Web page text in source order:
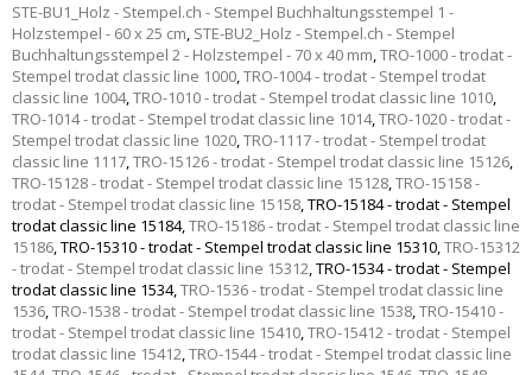
STE-BU1_Holz - Stempel.ch - Stempel Buchhaltungsstempel 1 -
Holzstempel - 60 x 25 cm, STE-BU2_Holz - Stempel.ch - Stempel
Buchhaltungsstempel 2 - Holzstempel - 70 x 40 mm,TRO-1000 - trodat -
Stempel trodat classic line 1000,TRO-1004 - trodat - Stempel trodat
classic line 1004,TRO-1010 - trodat - Stempel trodat classic line 1010,
TRO-1014 - trodat - Stempel trodat classic line 1014,TRO-1020 - trodat -
Stempel trodat classic line 1020,TRO-1117 - trodat - Stempel trodat
classic line 1117,TRO-15126 - trodat - Stempel trodat classic line 15126,
TRO-15128 - trodat - Stempel trodat classic line 15128,TRO-15158 -
trodat - Stempel trodat classic line 15158,TRO-15184 - trodat - Stempel
trodat classic line 15184,TRO-15186 - trodat - Stempel trodat classic line
15186,TRO-15310 - trodat - Stempel trodat classic line 15310,TRO-15312
- trodat - Stempel trodat classic line 15312,TRO-1534 - trodat - Stempel
trodat classic line 1534,TRO-1536 - trodat - Stempel trodat classic line
1536,TRO-1538 - trodat - Stempel trodat classic line 1538,TRO-15410 -
trodat - Stempel trodat classic line 15410,TRO-15412 - trodat - Stempel
trodat classic line 15412,TRO-1544 - trodat - Stempel trodat classic line